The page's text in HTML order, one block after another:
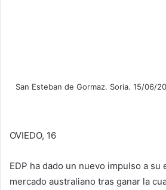
OVIEDO, 16
EDP ha dado un nuevo impulso a su
mercado australiano tras ganar la